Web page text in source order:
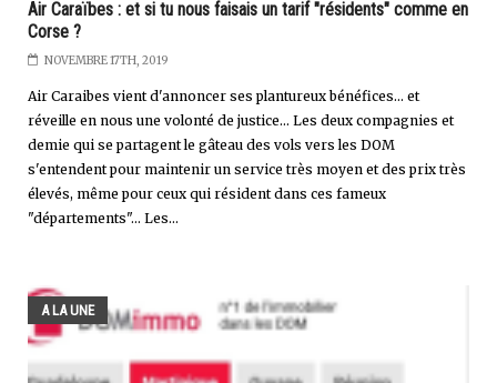
Air Caraïbes : et si tu nous faisais un tarif "résidents" comme en
Corse ?
NOVEMBRE 17TH, 2019
Air Caraibes vient d'annoncer ses plantureux bénéfices... et
réveille en nous une volonté de justice... Les deux compagnies et
demie qui se partagent le gâteau des vols vers les DOM
s'entendent pour maintenir un service très moyen et des prix très
élevés, même pour ceux qui résident dans ces fameux
"départements"... Les...
A LA UNE